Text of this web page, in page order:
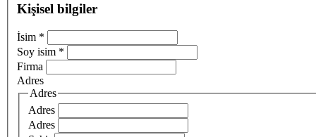
Kişisel bilgiler
İsim *
Soy isim *
Firma
Adres
Adres
Adres
Adres